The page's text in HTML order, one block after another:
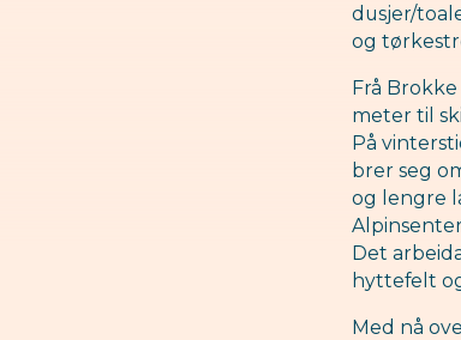
dusjer/
og
Frå
meter til
På
brer seg
og lengre
Det
hyttefelt
Med nå